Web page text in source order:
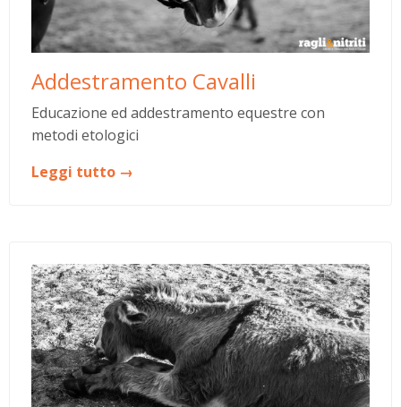
Addestramento Cavalli
Educazione ed addestramento equestre con
metodi etologici
Leggi tutto →